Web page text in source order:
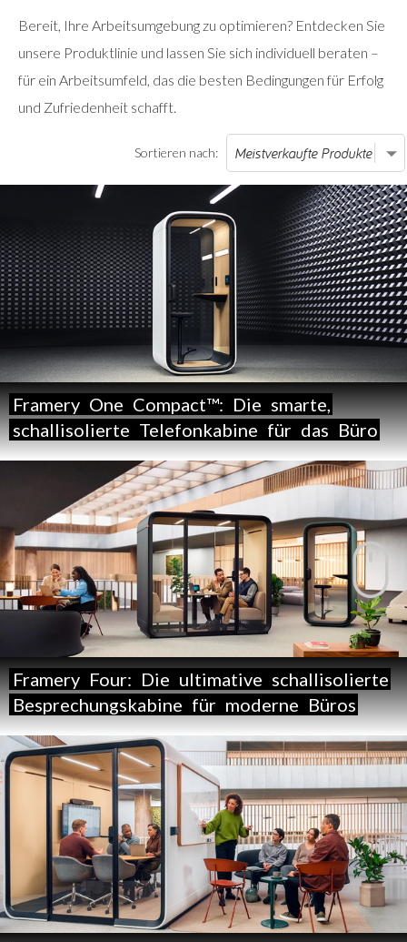
Bereit, Ihre Arbeitsumgebung zu optimieren? Entdecken Sie
unsere Produktlinie und lassen Sie sich individuell beraten –
für ein Arbeitsumfeld, das die besten Bedingungen für Erfolg
und Zufriedenheit schafft.
Sortieren nach:
Framery One Compact™: Die smarte,
schallisolierte Telefonkabine für das Büro
Framery Four: Die ultimative schallisolierte
Besprechungskabine für moderne Büros